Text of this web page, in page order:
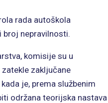
rada autoškola
broj nepravilnosti.
komisije su u
zaključane
je, prema službenim
održana teorijska nastava